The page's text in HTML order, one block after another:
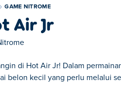
GAME NITROME
Air Jr
di Hot Air Jr! Dalam
belon kecil yang perlu melalui